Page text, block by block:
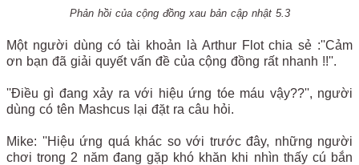
Phản hồi của cộng đồng xau bản cập nhật 5.3
Một người dùng có tài khoản là Arthur Flot chia sẻ :''Cảm
ơn bạn đã giải quyết vấn đề của cộng đồng rất nhanh !!''.
''Điều gì đang xảy ra với hiệu ứng tóe máu vậy??'', người
dùng có tên Mashcus lại đặt ra câu hỏi.
Mike: ''Hiệu ứng quá khác so với trước đây, những người
chơi trong 2 năm đang gặp khó khăn khi nhìn thấy cú bắn